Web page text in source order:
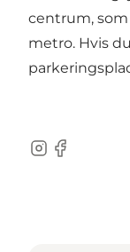
centrum,
metro. Hvis
Instagram
Facebook